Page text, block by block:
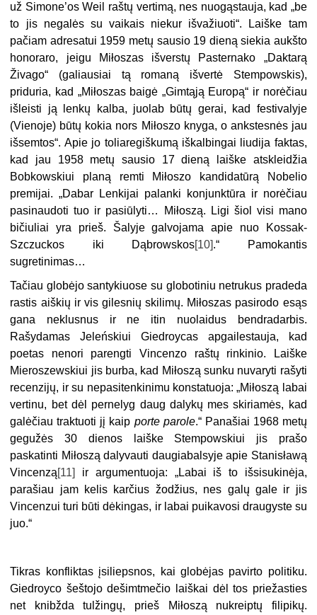
už Simone’os Weil raštų vertimą, nes nuogąstauja, kad „be
to jis negalės su vaikais niekur išvažiuoti“. Laiške tam
pačiam adresatui 1959 metų sausio 19 dieną siekia aukšto
honoraro, jeigu Miłoszas išverstų Pasternako „Daktarą
Živago“ (galiausiai tą romaną išvertė Stempowskis),
priduria, kad „Miłoszas baigė „Gimtąją Europą“ ir norėčiau
išleisti ją lenkų kalba, juolab būtų gerai, kad festivalyje
(Vienoje) būtų kokia nors Miłoszo knyga, o ankstesnės jau
išsemtos“. Apie jo toliaregiškumą iškalbingai liudija faktas,
kad jau 1958 metų sausio 17 dieną laiške atskleidžia
Bobkowskiui planą remti Miłoszo kandidatūrą Nobelio
premijai. „Dabar Lenkijai palanki konjunktūra ir norėčiau
pasinaudoti tuo ir pasiūlyti… Miłoszą. Ligi šiol visi mano
bičiuliai yra prieš. Šalyje galvojama apie nuo Kossak-
Szczuckos iki Dąbrowskos[10].“ Pamokantis
sugretinimas…
Tačiau globėjo santykiuose su globotiniu netrukus pradeda
rastis aiškių ir vis gilesnių skilimų. Miłoszas pasirodo esąs
gana neklusnus ir ne itin nuolaidus bendradarbis.
Rašydamas Jeleńskiui Giedroycas apgailestauja, kad
poetas nenori parengti Vincenzo raštų rinkinio. Laiške
Mieroszewskiui jis burba, kad Miłoszą sunku nuvaryti rašyti
recenzijų, ir su nepasitenkinimu konstatuoja: „Miłoszą labai
vertinu, bet dėl pernelyg daug dalykų mes skiriamės, kad
galėčiau traktuoti jį kaip porte parole.“ Panašiai 1968 metų
gegužės 30 dienos laiške Stempowskiui jis prašo
paskatinti Miłoszą dalyvauti daugiabalsyje apie Stanisławą
Vincenzą[11]
ir argumentuoja: „Labai iš to išsisukinėja,
parašiau jam kelis karčius žodžius, nes galų gale ir jis
Vincenzui turi būti dėkingas, ir labai puikavosi draugyste su
juo.“
Tikras konfliktas įsiliepsnos, kai globėjas pavirto politiku.
Giedroyco šeštojo dešimtmečio laiškai dėl tos priežasties
net knibžda tulžingų, prieš Miłoszą nukreiptų filipikų.